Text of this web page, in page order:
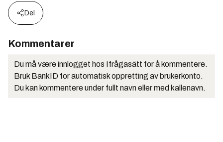
Del
Kommentarer
Du må være innlogget hos Ifrågasätt for å kommentere.
Bruk BankID for automatisk oppretting av brukerkonto.
Du kan kommentere under fullt navn eller med kallenavn.